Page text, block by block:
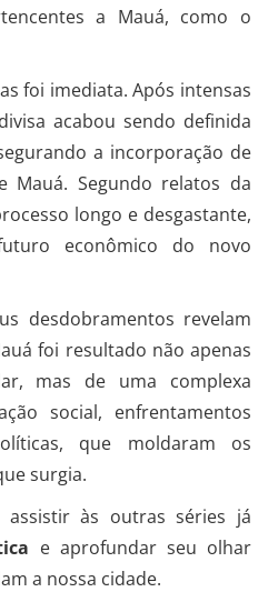
a Mauá, como o
foi imediata. Após intensas
acabou sendo definida
a incorporação de
Mauá. Segundo relatos da
longo e desgastante,
econômico do novo
desdobramentos revelam
foi resultado não apenas
mas de uma complexa
social, enfrentamentos
que moldaram os
surgia.
assistir às outras séries já
e aprofundar seu olhar
a nossa cidade.